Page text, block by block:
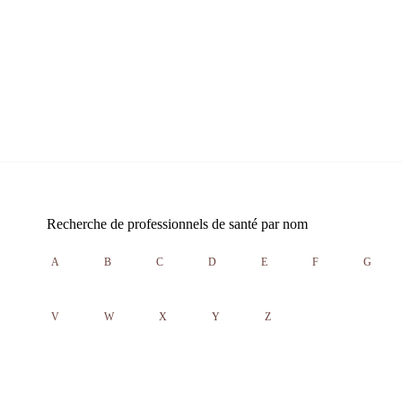
Recherche de professionnels de santé par nom
A B C D E F G
V W X Y Z